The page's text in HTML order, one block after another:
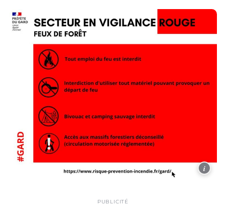
i
PUBLICITÉ